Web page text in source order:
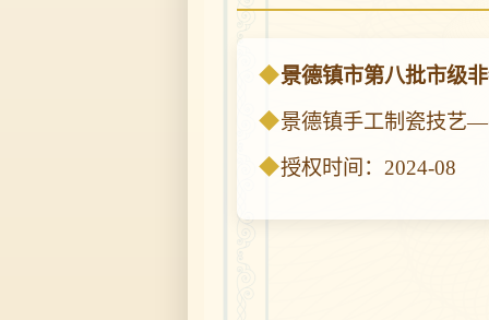
景德镇市第八批市级
景德镇手工制瓷技艺
授权时间：2024-08